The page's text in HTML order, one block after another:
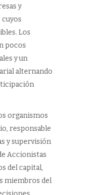
y
Los
pocos
y un
alternando
organismos
responsable
y supervisión
Accionistas
del capital,
miembros del